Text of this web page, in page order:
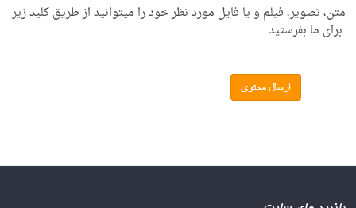
متن، تصویر، فیلم و یا فایل مورد نظر خود را میتوانید از طریق کلید زیر
.برای ما بفرستید